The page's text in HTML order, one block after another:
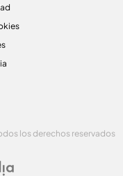
los derechos reservados